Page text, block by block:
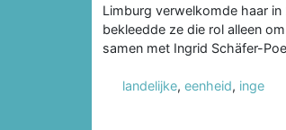
Limburg verwelkomde haar
bekleedde ze die rol alleen
samen met Ingrid Schäfer-
landelijke, eenheid, inge